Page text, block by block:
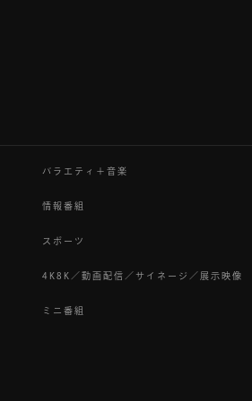
バラエティ＋音楽
情報番組
スポーツ
4K8K／動画配信／サイネージ／展示映像
ミニ番組